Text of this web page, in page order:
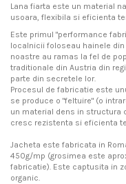
Lana fiarta este un material
usoara, flexibila si eficienta
Este primul "performance
localnicii foloseau hainele
noastre au ramas la fel de
traditionale din Austria din
parte din secretele lor.
Procesul de fabricatie este
se produce o "feltuire" (o
un material dens in structura
cresc rezistenta si eficienta
Jacheta este fabricata in
450g/mp (grosimea este
fabricatie). Este captusita in
organic.